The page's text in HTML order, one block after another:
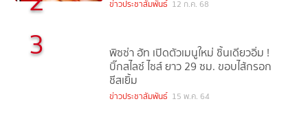
ข่าวประชาสัมพันธ์ 12 ก.ค. 68
3
พิซซ่า ฮัท เปิดตัวเมนูใหม่ ชิ้นเดียวอิ่ม !
บิ๊กสไลซ์ ไซส์ ยาว 29 ซม. ขอบไส้กรอก
ชีสเยิ้ม
ข่าวประชาสัมพันธ์ 15 พ.ค. 64